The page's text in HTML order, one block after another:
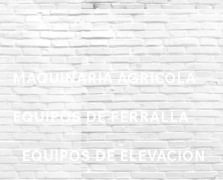
MAQUINARIA AGRICOLA
EQUIPOS DE FERRALLA
EQUIPOS DE ELEVACIÓN